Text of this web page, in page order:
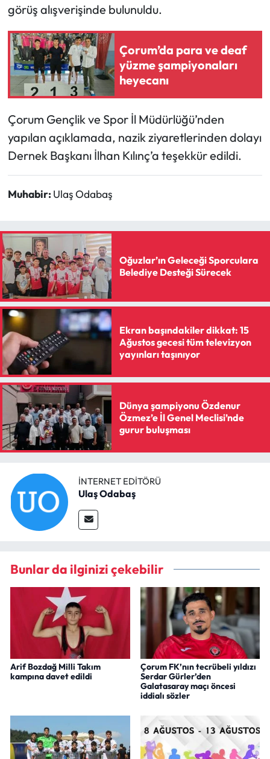
görüş alışverişinde bulunuldu.
Çorum’da para ve deaf
yüzme şampiyonaları
heyecanı
Çorum Gençlik ve Spor İl Müdürlüğü’nden
yapılan açıklamada, nazik ziyaretlerinden dolayı
Dernek Başkanı İlhan Kılınç’a teşekkür edildi.
Muhabir: Ulaş Odabaş
Oğuzlar’ın Geleceği Sporculara
Belediye Desteği Sürecek
Ekran başındakiler dikkat: 15
Ağustos gecesi tüm televizyon
yayınları taşınıyor
Dünya şampiyonu Özdenur
Özmez’e İl Genel Meclisi’nde
gurur buluşması
İNTERNET EDITÖRÜ
Ulaş Odabaş
Bunlar da ilginizi çekebilir
Arif Bozdağ Milli Takım
kampına davet edildi
Çorum FK’nın tecrübeli yıldızı
Serdar Gürler’den
Galatasaray maçı öncesi
iddialı sözler
Oğuzlar Haberleri
Ortaköy Haberleri
Osmancık Haberleri
Otomotiv
Resmi İlan
Resmi Reklam
Sağlık
Spor
Sungurlu Haberleri
Turizm
Uğurludağ Haberleri
Yaşam
Yayla Haber
Yemek Tarifleri